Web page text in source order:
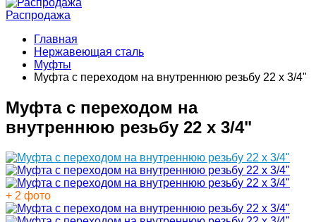
Распродажа
Главная
Нержавеющая сталь
Муфты
Муфта с переходом на внутреннюю резьбу 22 x 3/4"
Муфта с переходом на
внутреннюю резьбу 22 x 3/4"
+ 2 фото